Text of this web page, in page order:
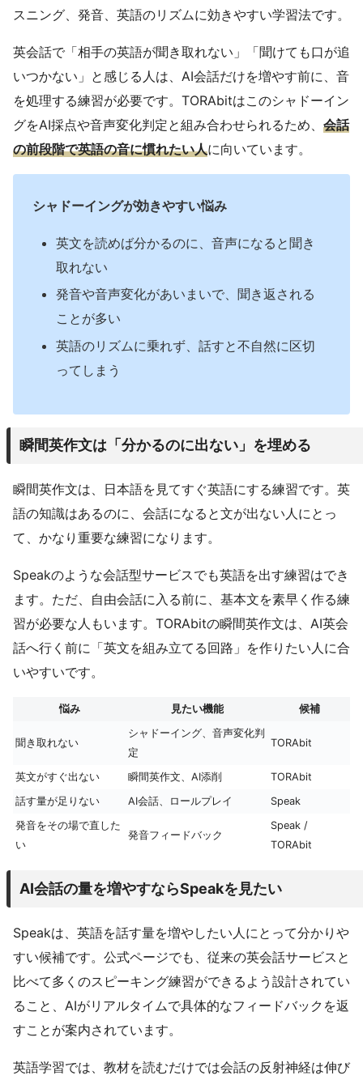
スニング、発音、英語のリズムに効きやすい学習法です。
英会話で「相手の英語が聞き取れない」「聞けても口が追
いつかない」と感じる人は、AI会話だけを増やす前に、音
を処理する練習が必要です。TORAbitはこのシャドーイン
グをAI採点や音声変化判定と組み合わせられるため、 会話
の前段階で英語の音に慣れたい人に向いています。
シャドーイングが効きやすい悩み
英文を読めば分かるのに、音声になると聞き
取れない
発音や音声変化があいまいで、聞き返される
ことが多い
英語のリズムに乗れず、話すと不自然に区切
ってしまう
瞬間英作文は「分かるのに出ない」を埋める
瞬間英作文は、日本語を見てすぐ英語にする練習です。英
語の知識はあるのに、会話になると文が出ない人にとっ
て、かなり重要な練習になります。
Speakのような会話型サービスでも英語を出す練習はでき
ます。ただ、自由会話に入る前に、基本文を素早く作る練
習が必要な人もいます。TORAbitの瞬間英作文は、AI英会
話へ行く前に「英文を組み立てる回路」を作りたい人に合
いやすいです。
悩み 見たい機能 候補
聞き取れない
シャドーイング、音声変化判
定
TORAbit
英文がすぐ出ない 瞬間英作文、AI添削
TORAbit
話す量が足りない
AI会話、ロールプレイ
Speak
発音をその場で直した
い
発音フィードバック
Speak /
TORAbit
AI会話の量を増やすならSpeakを見たい
Speakは、英語を話す量を増やしたい人にとって分かりや
すい候補です。公式ページでも、従来の英会話サービスと
比べて多くのスピーキング練習ができるよう設計されてい
ること、AIがリアルタイムで具体的なフィードバックを返
すことが案内されています。
英語学習では、教材を読むだけでは会話の反射神経は伸び